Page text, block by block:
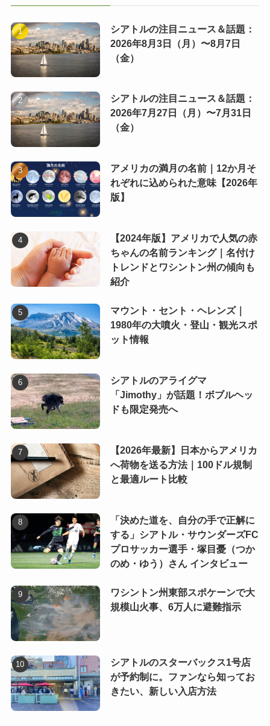
シアトルの注目ニュース＆話題：
2026年8月3日（月）〜8月7日
（金）
シアトルの注目ニュース＆話題：
2026年7月27日（月）〜7月31日
（金）
アメリカの満月の名前｜12か月そ
れぞれに込められた意味【2026年
版】
【2024年版】アメリカで人気の赤
ちゃんの名前ランキング｜名付け
トレンドとワシントン州の傾向も
紹介
マウント・セント・ヘレンズ｜
1980年の大噴火・登山・観光スポ
ット情報
シアトルのアライグマ
「Jimothy」が話題！ボブルヘッ
ドも限定発売へ
【2026年最新】日本からアメリカ
へ荷物を送る方法｜100ドル規制
と最適ルート比較
「決めた道を、自分の手で正解に
する」シアトル・サウンダーズFC
プロサッカー選手・塚目憂（つか
のめ・ゆう）さん インタビュー
ワシントン州東部スポケーンで大
規模山火事、6万人に避難指示
シアトルのスターバックス1号店
が予約制に。ファンなら知ってお
きたい、新しい入店方法